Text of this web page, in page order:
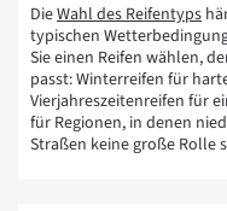
DieWahl des Reifentyps
typischen
Sie einen Reifen wählen,
passt: Winterreifen für
Vierjahreszeitenreifen für
für Regionen, in denen
Straßen keine große Rolle